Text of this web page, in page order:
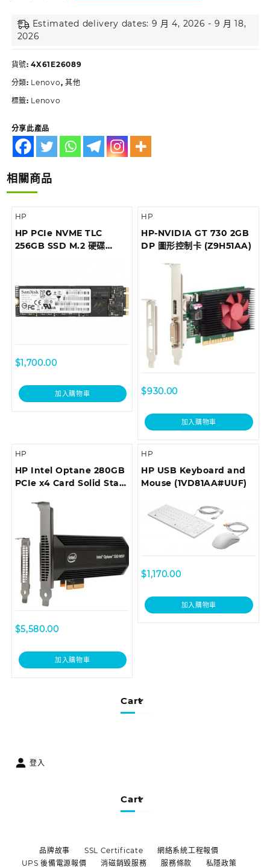
Cart
Estimated delivery dates: 9 月 4, 2026 - 9 月 18,
2026
貨號:4X61E26089
分類: Lenovo, 其他
標籤: Lenovo
分享此產品
相關商品
HP
HP PCIe NVME TLC
256GB SSD M.2 硬碟
$1,700.00
加入購物車
HP
HP-NVIDIA GT 730 2GB
DP 圖形控制卡 (Z9H51AA)
$930.00
加入購物車
HP
HP Intel Optane 280GB
PCIe x4 Card Solid State
$5,580.00
加入購物車
HP
HP USB Keyboard and
Mouse (1VD81AA#UUF)
$1,170.00
加入購物車
登入
Cart
品牌故事 SSL Certificate
網絡系統工程報價
UPS 後備電源報價
消磁銷毀服務 服務條款 私隱政策